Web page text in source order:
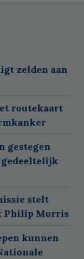
zelden aan
routekaart
gestegen
gedeeltelijk
stelt
Philip Morris
kunnen